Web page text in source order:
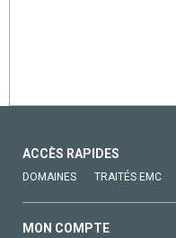
ACCÈS RAPIDES
DOMAINES TRAITÉS EMC
MON COMPTE